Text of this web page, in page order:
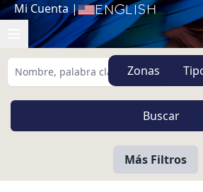
Mi Cuenta | English
Zonas
Más Filtros